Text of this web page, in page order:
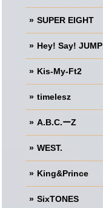
SUPER EIGHT
Hey! Say! JUMP
Kis-My-Ft2
timelesz
A.B.C.ーZ
WEST.
King&Prince
SixTONES